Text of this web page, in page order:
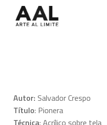
Autor: Salvador Crespo
Título: Pionera
Técnica: Acrílico sobre tela